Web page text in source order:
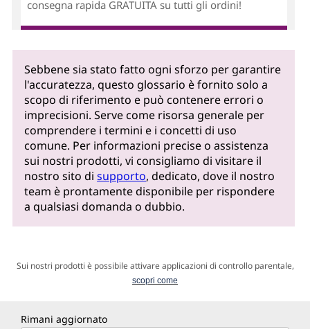
consegna rapida GRATUITA su tutti gli ordini!
Sebbene sia stato fatto ogni sforzo per garantire
l'accuratezza, questo glossario è fornito solo a
scopo di riferimento e può contenere errori o
imprecisioni. Serve come risorsa generale per
comprendere i termini e i concetti di uso
comune. Per informazioni precise o assistenza
sui nostri prodotti, vi consigliamo di visitare il
nostro sito disupporto, dedicato, dove il nostro
team è prontamente disponibile per rispondere
a qualsiasi domanda o dubbio.
Sui nostri prodotti è possibile attivare applicazioni di controllo parentale,
scopri come
Rimani aggiornato